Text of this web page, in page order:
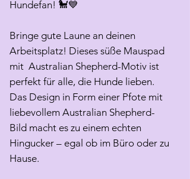
Hundefan! 🐩💙
Bringe gute Laune an deinen
Arbeitsplatz! Dieses süße Mauspad
mit Australian Shepherd-Motiv ist
perfekt für alle, die Hunde lieben.
Das Design in Form einer Pfote mit
liebevollem Australian Shepherd-
Bild macht es zu einem echten
Hingucker – egal ob im Büro oder zu
Hause.